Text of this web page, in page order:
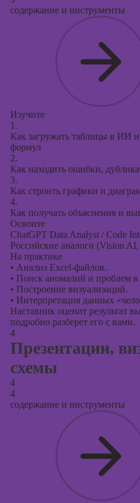
содержание и инструменты
Изучите
1.
Как загружать таблицы в ИИ и
формул
2.
Как находить ошибки,
3.
Как строить графики и
4.
Как получать объяснения и
Освоите
ChatGPT Data Analyst / Code
Российские аналоги (Vision
На практике
• Анализ Excel-файлов.
• Поиск аномалий и проблем
• Построение визуализаций.
• Интерпретация данных
Наставник оценит результат
подробно разберет его с вами.
4
Презентации,
схемы
4
4
содержание и инструменты